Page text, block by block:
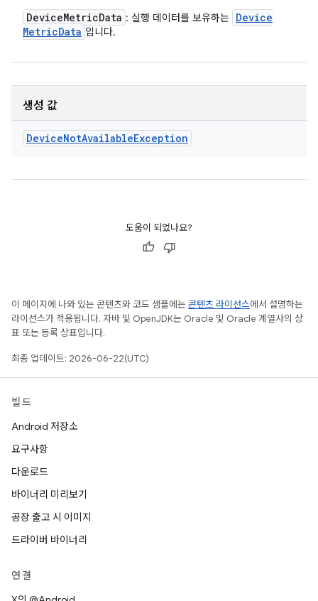
DeviceMetricData : 실행 데이터를 보유하는 Device
MetricData 입니다.
생성 값
DeviceNotAvailableException
도움이 되었나요?
이 페이지에 나와 있는 콘텐츠와 코드 샘플에는 콘텐츠 라이선스에서 설명하는
라이선스가 적용됩니다. 자바 및 OpenJDK는 Oracle 및 Oracle 계열사의 상
표 또는 등록 상표입니다.
최종 업데이트: 2026-06-22(UTC)
빌드
Android 저장소
요구사항
다운로드
바이너리 미리보기
공장 출고 시 이미지
드라이버 바이너리
연결